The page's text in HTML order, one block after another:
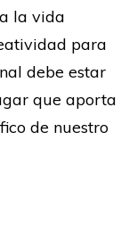
la vida
para
debe estar
que aporta
de nuestro